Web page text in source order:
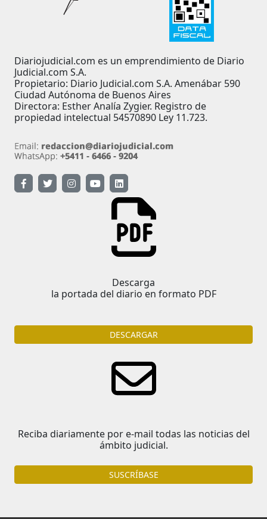
Diariojudicial.com es un emprendimiento de Diario
Judicial.com S.A.
Propietario: Diario Judicial.com S.A. Amenábar 590
Ciudad Autónoma de Buenos Aires
Directora: Esther Analía Zygier. Registro de
propiedad intelectual 54570890 Ley 11.723.
Descarga
la portada del diario en formato PDF
DESCARGAR
Reciba diariamente por e-mail todas las noticias del
ámbito judicial.
SUSCRÍBASE